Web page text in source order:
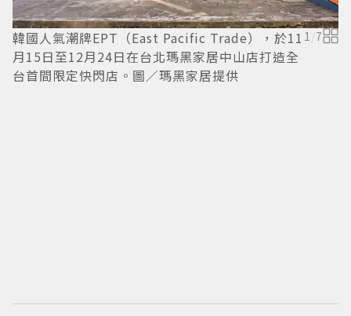
韓國人氣潮牌EPT（East Pacific Trade），於11
月15日至12月24日在台北瑪黑家居中山店打造全
台首間限定快閃店。圖／瑪黑家居提供
1 /7